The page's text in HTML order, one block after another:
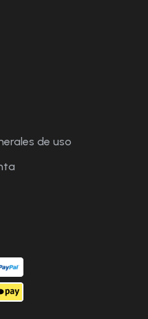
de uso